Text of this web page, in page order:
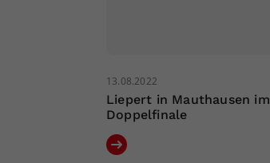
13.08.2022
Liepert in Mauthausen im
Doppelfinale